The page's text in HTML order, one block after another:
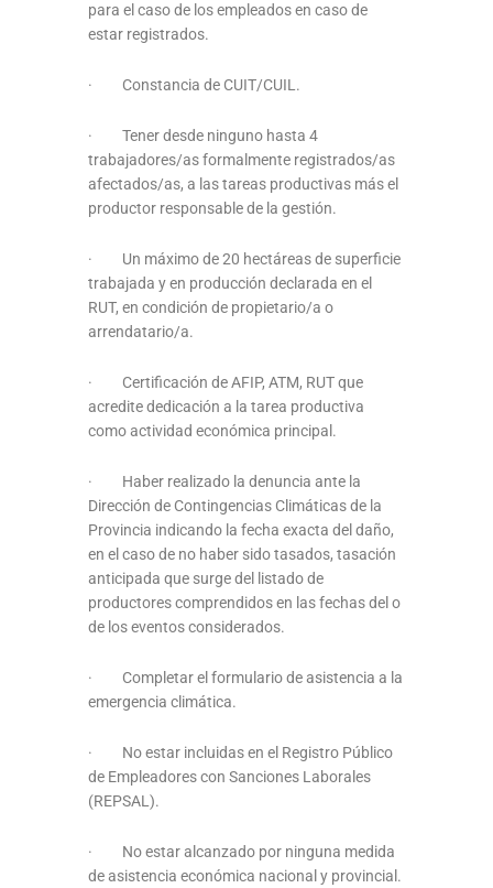
para el caso de los empleados en caso de
estar registrados.
· Constancia de CUIT/CUIL.
· Tener desde ninguno hasta 4
trabajadores/as formalmente registrados/as
afectados/as, a las tareas productivas más el
productor responsable de la gestión.
· Un máximo de 20 hectáreas de superficie
trabajada y en producción declarada en el
RUT, en condición de propietario/a o
arrendatario/a.
· Certificación de AFIP, ATM, RUT que
acredite dedicación a la tarea productiva
como actividad económica principal.
· Haber realizado la denuncia ante la
Dirección de Contingencias Climáticas de la
Provincia indicando la fecha exacta del daño,
en el caso de no haber sido tasados, tasación
anticipada que surge del listado de
productores comprendidos en las fechas del o
de los eventos considerados.
· Completar el formulario de asistencia a la
emergencia climática.
· No estar incluidas en el Registro Público
de Empleadores con Sanciones Laborales
(REPSAL).
· No estar alcanzado por ninguna medida
de asistencia económica nacional y provincial.